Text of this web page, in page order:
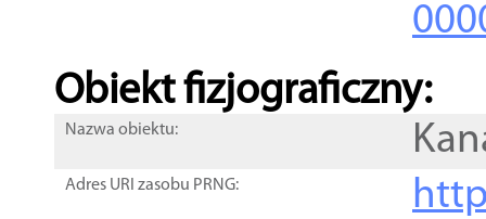
Obiekt fizjograficzny:
Nazwa obiektu:
Adres URI zasobu PRNG: